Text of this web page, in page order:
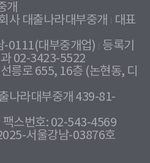
개
사 대출나라대부중개
대표
-0111(대부중개업) 등록기
과 02-3423-5522
릉로 655, 16층 (논현동, 디
나라대부중개 439-81-
팩스번호: 02-543-4569
서울강남-03876호